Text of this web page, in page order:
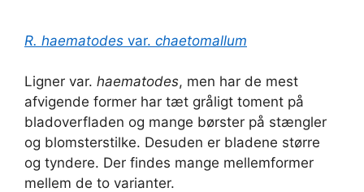
R. haematodes var. chaetomallum
Ligner var. haematodes, men har de mest
afvigende former har tæt gråligt toment på
bladoverfladen og mange børster på stængler
og blomsterstilke. Desuden er bladene større
og tyndere. Der findes mange mellemformer
mellem de to varianter.